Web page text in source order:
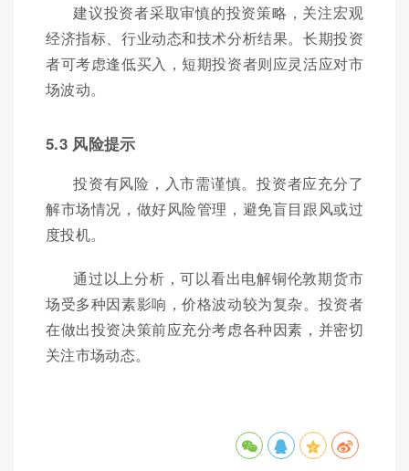
建议投资者采取审慎的投资策略，关注宏观
经济指标、行业动态和技术分析结果。长期投资
者可考虑逢低买入，短期投资者则应灵活应对市
场波动。
5.3 风险提示
投资有风险，入市需谨慎。投资者应充分了
解市场情况，做好风险管理，避免盲目跟风或过
度投机。
通过以上分析，可以看出电解铜伦敦期货市
场受多种因素影响，价格波动较为复杂。投资者
在做出投资决策前应充分考虑各种因素，并密切
关注市场动态。